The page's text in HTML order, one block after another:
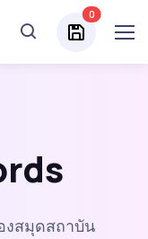
0
งสมุดสถาบัน